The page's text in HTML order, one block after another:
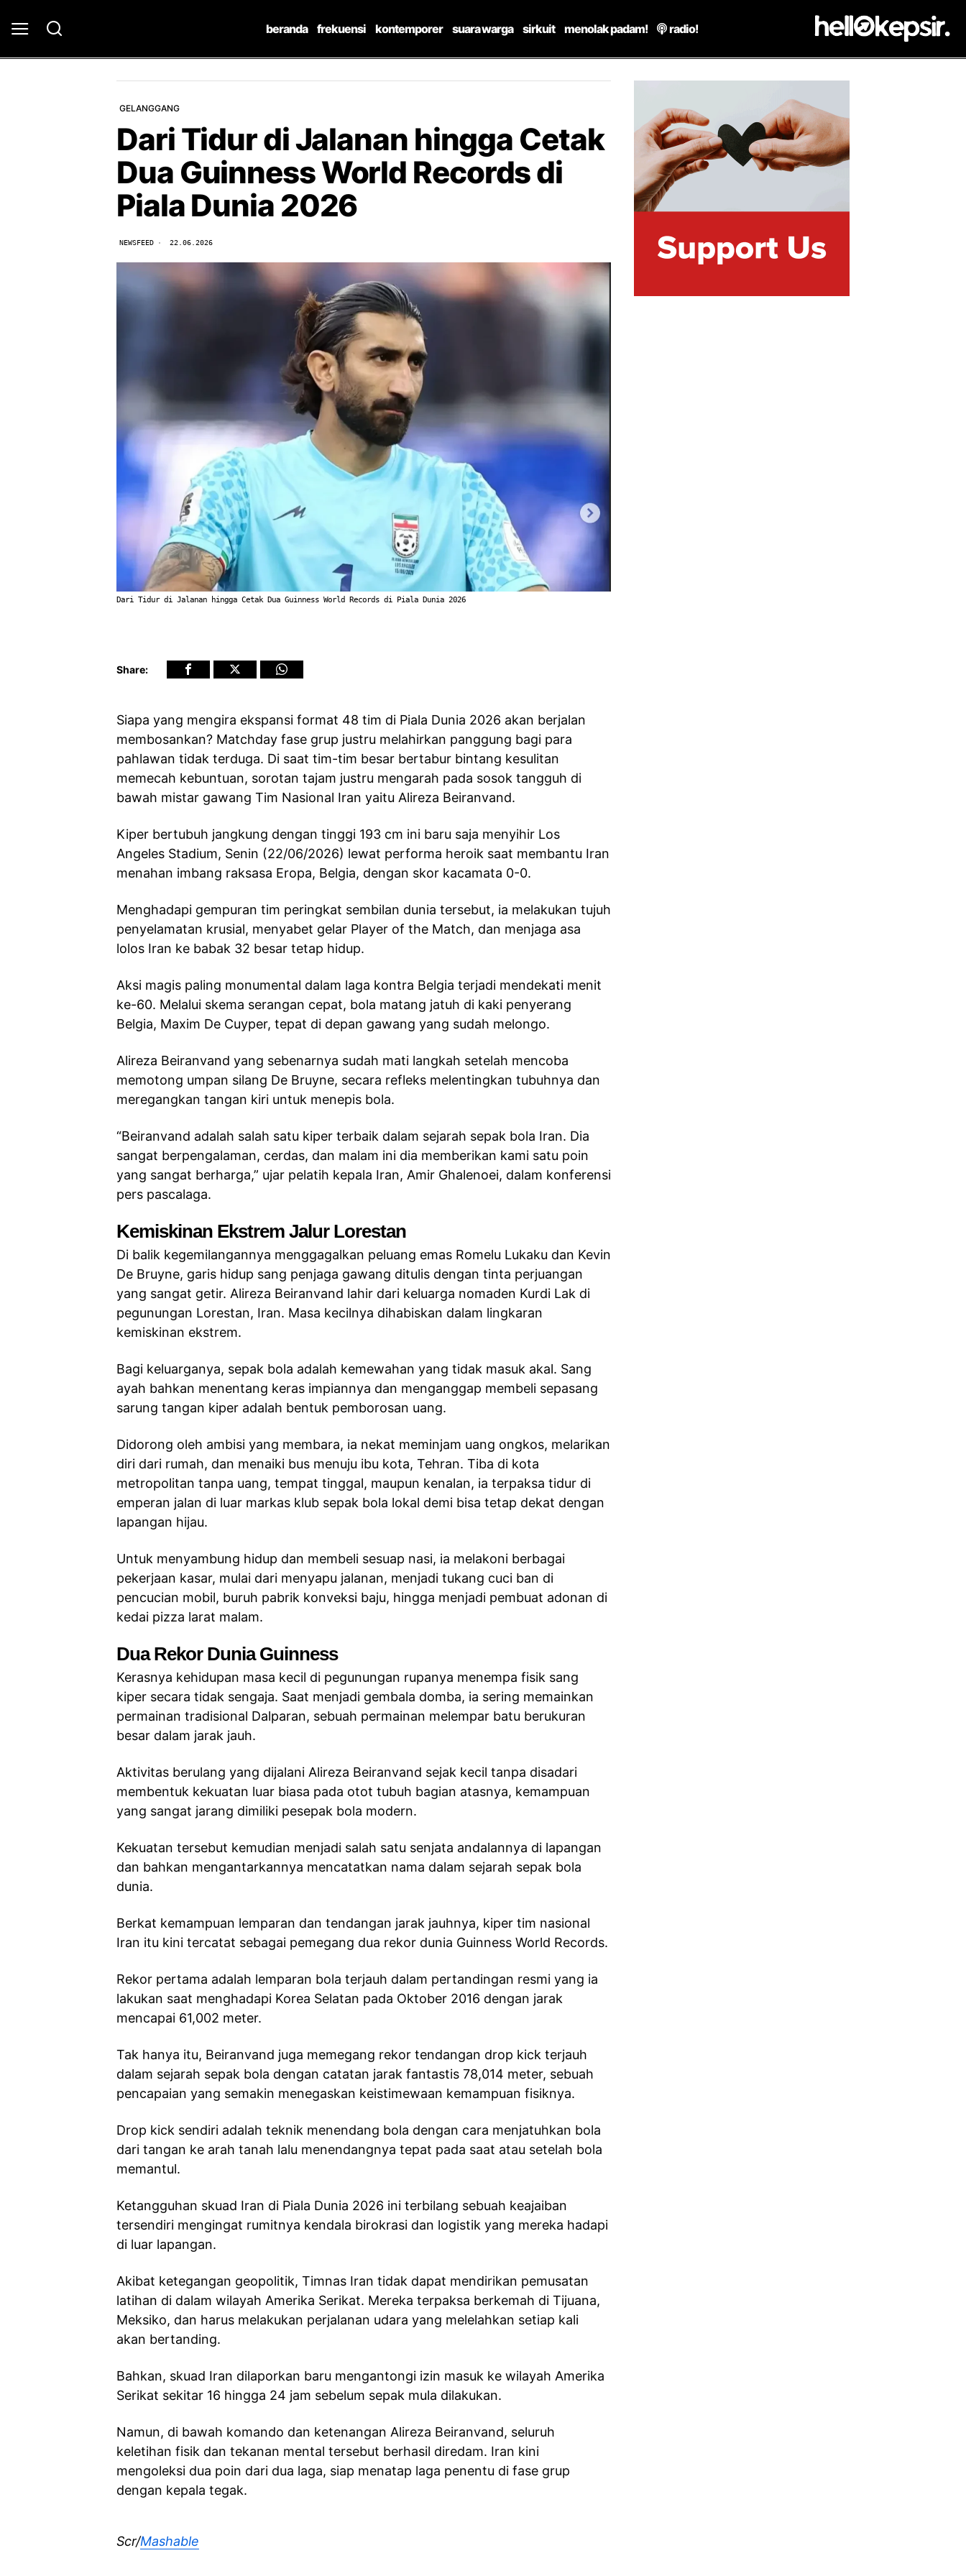
beranda frekuensi kontemporer suara warga sirkuit menolak padam! radio!
GELANGGANG
Dari Tidur di Jalanan hingga Cetak
Dua Guinness World Records di
Piala Dunia 2026
NEWSFEED 22.06.2026
Dari Tidur di Jalanan hingga Cetak Dua Guinness World Records di Piala Dunia 2026
Share:
Siapa yang mengira ekspansi format 48 tim di Piala Dunia 2026 akan berjalan
membosankan? Matchday fase grup justru melahirkan panggung bagi para
pahlawan tidak terduga. Di saat tim-tim besar bertabur bintang kesulitan
memecah kebuntuan, sorotan tajam justru mengarah pada sosok tangguh di
bawah mistar gawang Tim Nasional Iran yaitu Alireza Beiranvand.
Kiper bertubuh jangkung dengan tinggi 193 cm ini baru saja menyihir Los
Angeles Stadium, Senin (22/06/2026) lewat performa heroik saat membantu Iran
menahan imbang raksasa Eropa, Belgia, dengan skor kacamata 0-0.
Menghadapi gempuran tim peringkat sembilan dunia tersebut, ia melakukan tujuh
penyelamatan krusial, menyabet gelar Player of the Match, dan menjaga asa
lolos Iran ke babak 32 besar tetap hidup.
Aksi magis paling monumental dalam laga kontra Belgia terjadi mendekati menit
ke-60. Melalui skema serangan cepat, bola matang jatuh di kaki penyerang
Belgia, Maxim De Cuyper, tepat di depan gawang yang sudah melongo.
Alireza Beiranvand yang sebenarnya sudah mati langkah setelah mencoba
memotong umpan silang De Bruyne, secara refleks melentingkan tubuhnya dan
meregangkan tangan kiri untuk menepis bola.
“Beiranvand adalah salah satu kiper terbaik dalam sejarah sepak bola Iran. Dia
sangat berpengalaman, cerdas, dan malam ini dia memberikan kami satu poin
yang sangat berharga,” ujar pelatih kepala Iran, Amir Ghalenoei, dalam konferensi
pers pascalaga.
Kemiskinan Ekstrem Jalur Lorestan
Di balik kegemilangannya menggagalkan peluang emas Romelu Lukaku dan Kevin
De Bruyne, garis hidup sang penjaga gawang ditulis dengan tinta perjuangan
yang sangat getir. Alireza Beiranvand lahir dari keluarga nomaden Kurdi Lak di
pegunungan Lorestan, Iran. Masa kecilnya dihabiskan dalam lingkaran
kemiskinan ekstrem.
Bagi keluarganya, sepak bola adalah kemewahan yang tidak masuk akal. Sang
ayah bahkan menentang keras impiannya dan menganggap membeli sepasang
sarung tangan kiper adalah bentuk pemborosan uang.
Didorong oleh ambisi yang membara, ia nekat meminjam uang ongkos, melarikan
diri dari rumah, dan menaiki bus menuju ibu kota, Tehran. Tiba di kota
metropolitan tanpa uang, tempat tinggal, maupun kenalan, ia terpaksa tidur di
emperan jalan di luar markas klub sepak bola lokal demi bisa tetap dekat dengan
lapangan hijau.
Untuk menyambung hidup dan membeli sesuap nasi, ia melakoni berbagai
pekerjaan kasar, mulai dari menyapu jalanan, menjadi tukang cuci ban di
pencucian mobil, buruh pabrik konveksi baju, hingga menjadi pembuat adonan di
kedai pizza larat malam.
Dua Rekor Dunia Guinness
Kerasnya kehidupan masa kecil di pegunungan rupanya menempa fisik sang
kiper secara tidak sengaja. Saat menjadi gembala domba, ia sering memainkan
permainan tradisional Dalparan, sebuah permainan melempar batu berukuran
besar dalam jarak jauh.
Aktivitas berulang yang dijalani Alireza Beiranvand sejak kecil tanpa disadari
membentuk kekuatan luar biasa pada otot tubuh bagian atasnya, kemampuan
yang sangat jarang dimiliki pesepak bola modern.
Kekuatan tersebut kemudian menjadi salah satu senjata andalannya di lapangan
dan bahkan mengantarkannya mencatatkan nama dalam sejarah sepak bola
dunia.
Berkat kemampuan lemparan dan tendangan jarak jauhnya, kiper tim nasional
Iran itu kini tercatat sebagai pemegang dua rekor dunia Guinness World Records.
Rekor pertama adalah lemparan bola terjauh dalam pertandingan resmi yang ia
lakukan saat menghadapi Korea Selatan pada Oktober 2016 dengan jarak
mencapai 61,002 meter.
Tak hanya itu, Beiranvand juga memegang rekor tendangan drop kick terjauh
dalam sejarah sepak bola dengan catatan jarak fantastis 78,014 meter, sebuah
pencapaian yang semakin menegaskan keistimewaan kemampuan fisiknya.
Drop kick sendiri adalah teknik menendang bola dengan cara menjatuhkan bola
dari tangan ke arah tanah lalu menendangnya tepat pada saat atau setelah bola
memantul.
Ketangguhan skuad Iran di Piala Dunia 2026 ini terbilang sebuah keajaiban
tersendiri mengingat rumitnya kendala birokrasi dan logistik yang mereka hadapi
di luar lapangan.
Akibat ketegangan geopolitik, Timnas Iran tidak dapat mendirikan pemusatan
latihan di dalam wilayah Amerika Serikat. Mereka terpaksa berkemah di Tijuana,
Meksiko, dan harus melakukan perjalanan udara yang melelahkan setiap kali
akan bertanding.
Bahkan, skuad Iran dilaporkan baru mengantongi izin masuk ke wilayah Amerika
Serikat sekitar 16 hingga 24 jam sebelum sepak mula dilakukan.
Namun, di bawah komando dan ketenangan Alireza Beiranvand, seluruh
keletihan fisik dan tekanan mental tersebut berhasil diredam. Iran kini
mengoleksi dua poin dari dua laga, siap menatap laga penentu di fase grup
dengan kepala tegak.
Scr/Mashable